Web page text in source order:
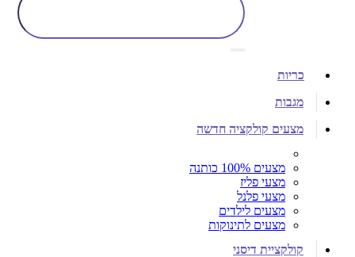
כריות
מגבות
מצעים קולקציה חדשה
מצעים 100% כותנה
מצעי פליז
מצעי פלנל
מצעים לילדים
מצעים לתינוקות
קולקציית דיסני